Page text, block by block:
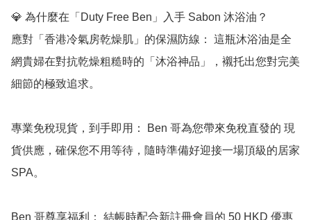
💎 為什麼在「Duty Free Ben」入手 Sabon 沐浴油？
應對「香港冷氣房乾燥肌」的保濕防線： 這瓶沐浴油是全
網貴婦在對抗乾燥粗糙時的「沐浴神品」，襯托出您對完美
細節的極致追求。
專業免稅現貨，到手即用： Ben 哥為您帶來免稅直發的 現
貨供應，確保您不用等待，隨時準備好迎接一場頂級的居家
SPA。
Ben 哥尊享福利： 結帳時配合新註冊會員的 50 HKD 優惠